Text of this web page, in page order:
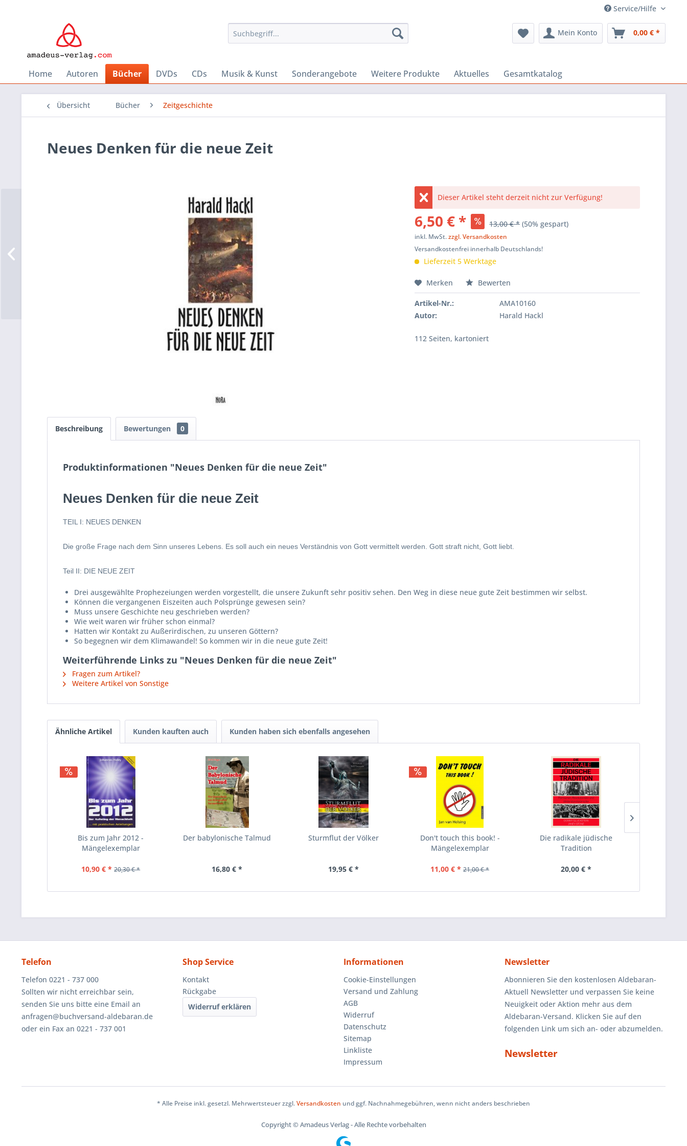
Service/Hilfe
Mein Konto 0,00 € *
Home Autoren Bücher DVDs CDs Musik & Kunst Sonderangebote Weitere Produkte Aktuelles Gesamtkatalog
Übersicht Bücher Zeitgeschichte
Neues Denken für die neue Zeit
Dieser Artikel steht derzeit nicht zur Verfügung!
6,50 € * 13,00 € * (50% gespart)
inkl. MwSt.zzgl. Versandkosten
Versandkostenfrei innerhalb Deutschlands!
Lieferzeit 5 Werktage
Merken Bewerten
Artikel-Nr.:
AMA10160
Autor:
Harald Hackl
112 Seiten, kartoniert
Beschreibung Bewertungen 0
Produktinformationen "Neues Denken für die neue Zeit"
Neues Denken für die neue Zeit
TEIL I: NEUES DENKEN
Die große Frage nach dem Sinn unseres Lebens. Es soll auch ein neues Verständnis von Gott vermittelt werden. Gott straft nicht, Gott liebt.
Teil II: DIE NEUE ZEIT
Drei ausgewählte Prophezeiungen werden vorgestellt, die unsere Zukunft sehr positiv sehen. Den Weg in diese neue gute Zeit bestimmen wir selbst.
Können die vergangenen Eiszeiten auch Polsprünge gewesen sein?
Muss unsere Geschichte neu geschrieben werden?
Wie weit waren wir früher schon einmal?
Hatten wir Kontakt zu Außerirdischen, zu unseren Göttern?
So begegnen wir dem Klimawandel! So kommen wir in die neue gute Zeit!
Weiterführende Links zu "Neues Denken für die neue Zeit"
Fragen zum Artikel?
Weitere Artikel von Sonstige
Ähnliche Artikel Kunden kauften auch Kunden haben sich ebenfalls angesehen
Bis zum Jahr 2012 -
Mängelexemplar
10,90 € * 20,30 € *
Der babylonische Talmud
16,80 € *
Sturmflut der Völker
19,95 € *
Don't touch this book! -
Mängelexemplar
11,00 € * 21,00 € *
Die radikale jüdische
Tradition
20,00 € *
Telefon
Telefon 0221 - 737 000
Sollten wir nicht erreichbar sein,
senden Sie uns bitte eine Email an
anfragen@buchversand-aldebaran.de
oder ein Fax an 0221 - 737 001
Shop Service
Kontakt
Rückgabe
Widerruf erklären
Informationen
Cookie-Einstellungen
Versand und Zahlung
AGB
Widerruf
Datenschutz
Sitemap
Linkliste
Impressum
Newsletter
Abonnieren Sie den kostenlosen Aldebaran-
Aktuell Newsletter und verpassen Sie keine
Neuigkeit oder Aktion mehr aus dem
Aldebaran-Versand. Klicken Sie auf den
folgenden Link um sich an- oder abzumelden.
Newsletter
* Alle Preise inkl. gesetzl. Mehrwertsteuer zzgl.Versandkosten und ggf. Nachnahmegebühren, wenn nicht anders beschrieben
Copyright © Amadeus Verlag - Alle Rechte vorbehalten